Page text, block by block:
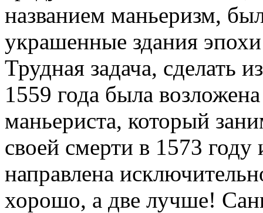
названием маньеризм,
украшенные здания
Трудная задача, сделать
1559 года была
маньериста, который
своей смерти в 1573
направлена
хорошо, а две лучше!